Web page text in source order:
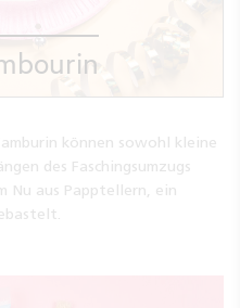
können sowohl kleine
des Faschingsumzugs
Nu aus Papptellern, ein